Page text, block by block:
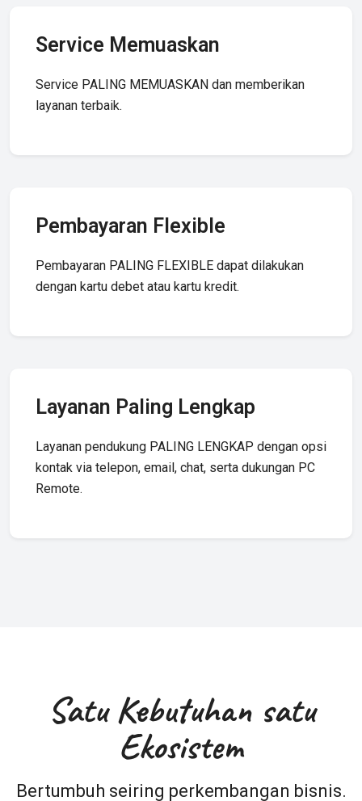
Service Memuaskan
Service PALING MEMUASKAN dan memberikan
layanan terbaik.
Pembayaran Flexible
Pembayaran PALING FLEXIBLE dapat dilakukan
dengan kartu debet atau kartu kredit.
Layanan Paling Lengkap
Layanan pendukung PALING LENGKAP dengan opsi
kontak via telepon, email, chat, serta dukungan PC
Remote.
Satu Kebutuhan satu
Ekosistem
Bertumbuh seiring perkembangan bisnis.